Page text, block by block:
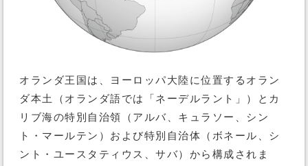
オランダ王国は、ヨーロッパ大陸に位置するオラン
ダ本土（オランダ語では「ネーデルラント」）とカ
リブ海の特別自治領（アルバ、キュラソー、シン
ト・マールテン）および特別自治体（ボネール、シ
ント・ユースタティウス、サバ）から構成されま